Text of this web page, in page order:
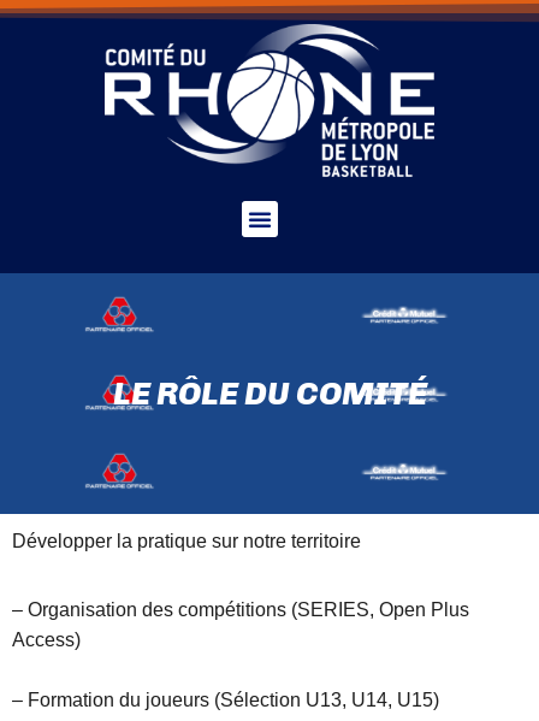
LE RÔLE DU COMITÉ
Développer la pratique sur notre territoire
– Organisation des compétitions (SERIES, Open Plus
Access)
– Formation du joueurs (Sélection U13, U14, U15)